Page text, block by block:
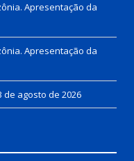
Apresentação da
Apresentação da
de agosto de 2026